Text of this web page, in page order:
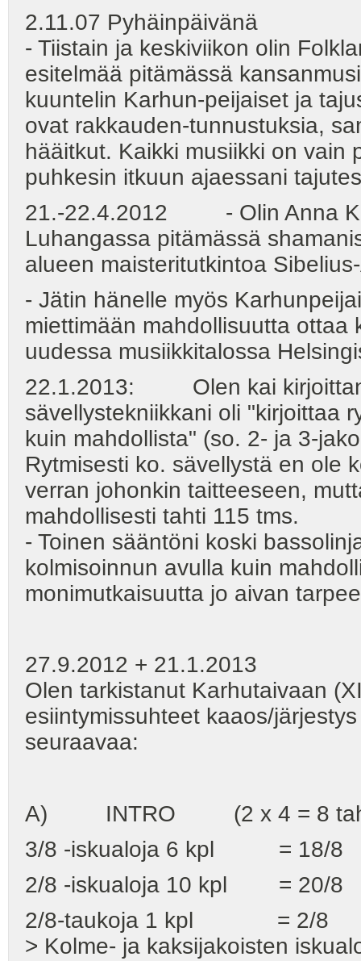
2.11.07 Pyhäinpäivänä
- Tiistain ja keskiviikon olin
esitelmää pitämässä
kuuntelin Karhun-peijaiset ja
ovat rakkauden-tunnustuksia,
hääitkut. Kaikki musiikki on vain
puhkesin itkuun ajaessani
21.-22.4.2012 - Olin Anna
Luhangassa pitämässä
alueen maisteritutkintoa
- Jätin hänelle myös
miettimään mahdollisuutta
uudessa musiikkitalossa
22.1.2013: Olen kai
sävellystekniikkani oli "kirjoittaa
kuin mahdollista" (so. 2- ja 3-
Rytmisesti ko. sävellystä en ole
verran johonkin taitteeseen,
mahdollisesti tahti 115 tms.
- Toinen sääntöni koski
kolmisoinnun avulla kuin
monimutkaisuutta jo aivan
27.9.2012 + 21.1.2013
Olen tarkistanut Karhutaivaan
esiintymissuhteet kaaos/
seuraavaa:
A) INTRO (2 x 4 = 8
3/8 -iskualoja 6 kpl = 18/8
2/8 -iskualoja 10 kpl = 20/8
2/8-taukoja 1 kpl = 2/8
> Kolme- ja kaksijakoisten